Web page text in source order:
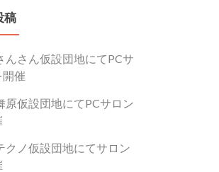
稿
んさん仮設団地にてPCサ
開催
原仮設団地にてPCサロン
クノ仮設団地にてサロン